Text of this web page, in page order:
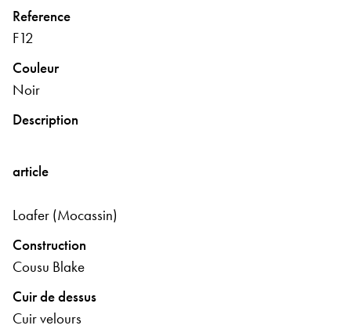
Reference
F12
Couleur
Noir
Description
article
Loafer (Mocassin)
Construction
Cousu Blake
Cuir de dessus
Cuir velours